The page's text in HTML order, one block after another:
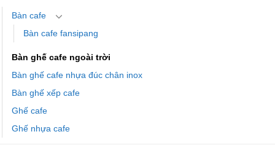
Bàn cafe
Bàn cafe fansipang
Bàn ghế cafe ngoài trời
Bàn ghế cafe nhựa đúc chân inox
Bàn ghế xếp cafe
Ghế cafe
Ghế nhựa cafe